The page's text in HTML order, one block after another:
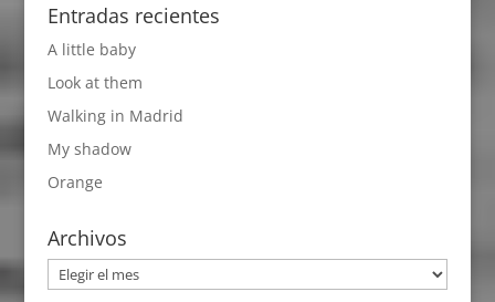
Entradas recientes
A little baby
Look at them
Walking in Madrid
My shadow
Orange
Archivos
Archivos